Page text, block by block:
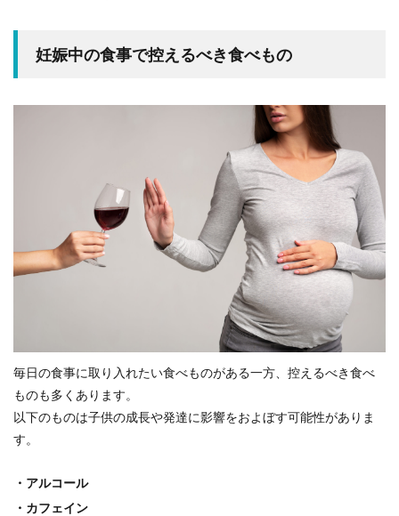
妊娠中の食事で控えるべき食べもの
毎日の食事に取り入れたい食べものがある一方、控えるべき食べ
ものも多くあります。
以下のものは子供の成長や発達に影響をおよぼす可能性がありま
す。
・アルコール
・カフェイン